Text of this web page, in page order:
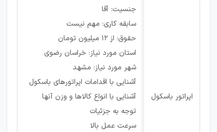
اپراتور باسکول
جنسیت: آقا
سابقه کاری: مهم نیست
حقوق: از ۱۲ میلیون تومان
استان مورد نیاز: خراسان رضوی
شهر مورد نیاز: مشهد
آشنایی با اقدامات اپراتورهای باسکول
آشنایی با انواع کالاها و وزن آنها
توجه به جزئیات
سرعت عمل بالا